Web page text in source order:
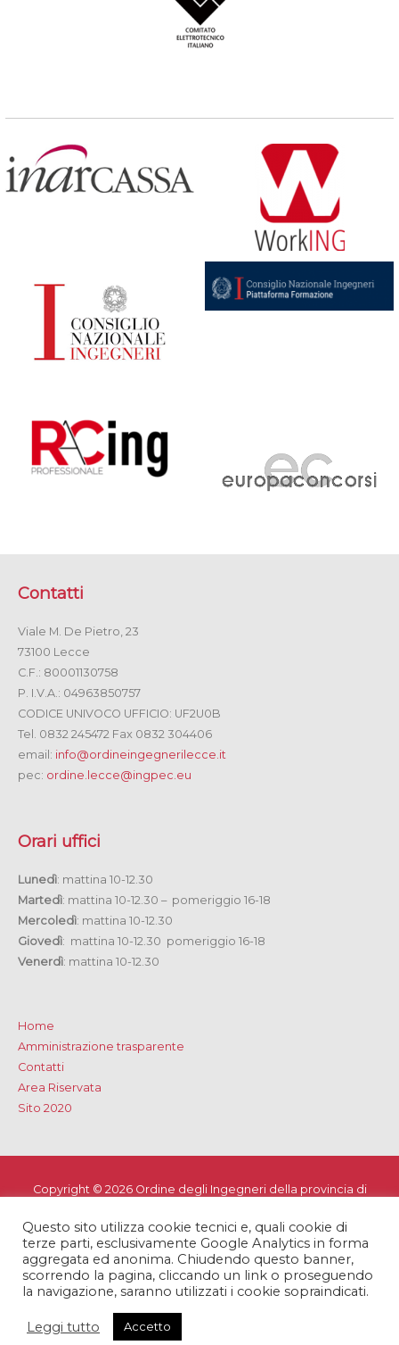
Contatti
Viale M. De Pietro, 23
73100 Lecce
C.F.: 80001130758
P. I.V.A.: 04963850757
CODICE UNIVOCO UFFICIO: UF2U0B
Tel. 0832 245472 Fax 0832 304406
email: info@ordineingegnerilecce.it
pec: ordine.lecce@ingpec.eu
Orari uffici
Lunedì: mattina 10-12.30
Martedì: mattina 10-12.30 – pomeriggio 16-18
Mercoledì: mattina 10-12.30
Giovedì: mattina 10-12.30 pomeriggio 16-18
Venerdì: mattina 10-12.30
Home
Amministrazione trasparente
Contatti
Area Riservata
Sito 2020
Copyright © 2026 Ordine degli Ingegneri della provincia di
Privacy e Cookie Policy-Note Legali -Dichiarazione di
accessibilità
Questo sito utilizza cookie tecnici e, quali cookie di
terze parti, esclusivamente Google Analytics in forma
aggregata ed anonima. Chiudendo questo banner,
scorrendo la pagina, cliccando un link o proseguendo
la navigazione, saranno utilizzati i cookie sopraindicati.
Leggi tutto Accetto